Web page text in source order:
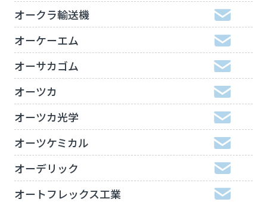
オークラ輸送機
オーケーエム
オーサカゴム
オーツカ
オーツカ光学
オーツケミカル
オーデリック
オートフレックス工業